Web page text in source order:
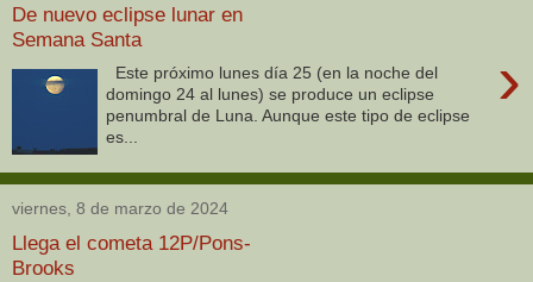
De nuevo eclipse lunar en
Semana Santa
›
Este próximo lunes día 25 (en la noche del
domingo 24 al lunes) se produce un eclipse
penumbral de Luna. Aunque este tipo de eclipse
es...
viernes, 8 de marzo de 2024
Llega el cometa 12P/Pons-
Brooks